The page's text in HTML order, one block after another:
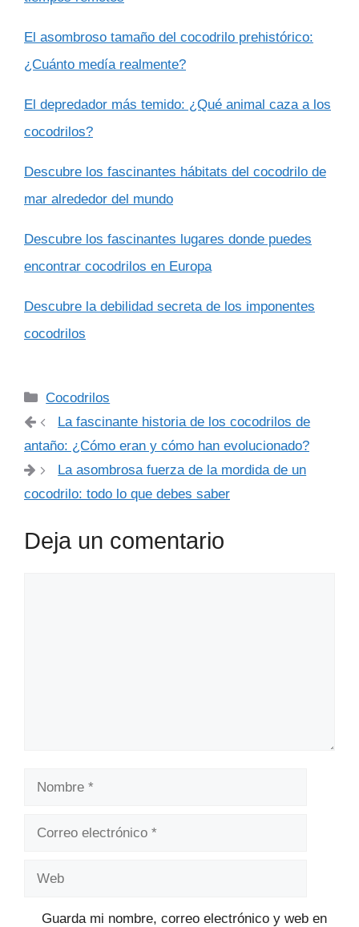
El asombroso tamaño del cocodrilo prehistórico:
¿Cuánto medía realmente?
El depredador más temido: ¿Qué animal caza a los
cocodrilos?
Descubre los fascinantes hábitats del cocodrilo de
mar alrededor del mundo
Descubre los fascinantes lugares donde puedes
encontrar cocodrilos en Europa
Descubre la debilidad secreta de los imponentes
cocodrilos
Categorías
Cocodrilos
La fascinante historia de los cocodrilos de
antaño: ¿Cómo eran y cómo han evolucionado?
La asombrosa fuerza de la mordida de un
cocodrilo: todo lo que debes saber
Deja un comentario
Nombre
Correo
Web
Guarda mi nombre, correo electrónico y web en